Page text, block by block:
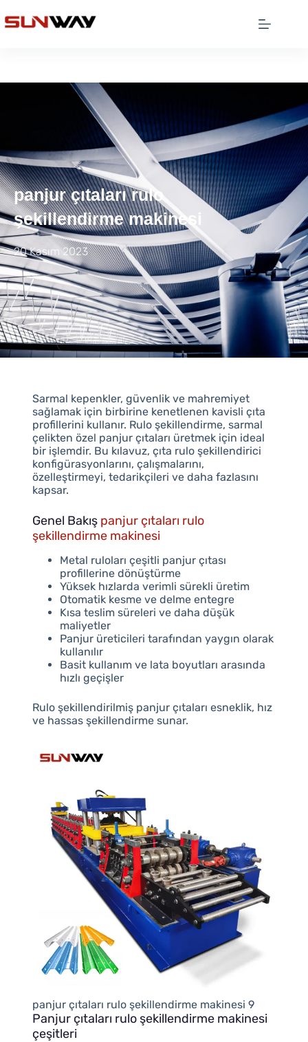
panjur çıtaları rulo
şekillendirme makinesi
20 Kasım 2023
Sarmal kepenkler, güvenlik ve mahremiyet
sağlamak için birbirine kenetlenen kavisli çıta
profillerini kullanır. Rulo şekillendirme, sarmal
çelikten özel panjur çıtaları üretmek için ideal
bir işlemdir. Bu kılavuz, çıta rulo şekillendirici
konfigürasyonlarını, çalışmalarını,
özelleştirmeyi, tedarikçileri ve daha fazlasını
kapsar.
Genel Bakış panjur çıtaları rulo
şekillendirme makinesi
Metal ruloları çeşitli panjur çıtası
profillerine dönüştürme
Yüksek hızlarda verimli sürekli üretim
Otomatik kesme ve delme entegre
Kısa teslim süreleri ve daha düşük
maliyetler
Panjur üreticileri tarafından yaygın olarak
kullanılır
Basit kullanım ve lata boyutları arasında
hızlı geçişler
Rulo şekillendirilmiş panjur çıtaları esneklik, hız
ve hassas şekillendirme sunar.
panjur çıtaları rulo şekillendirme makinesi 9
Panjur çıtaları rulo şekillendirme makinesi
çeşitleri